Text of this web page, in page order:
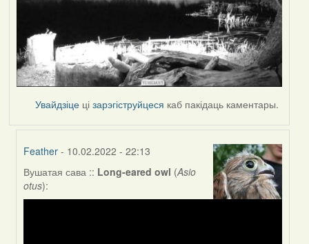
Увайдзіце цізарэгіструйцеся каб пакідаць каментары.
Feather - 10.02.2022 - 22:13
In
reply
Вушатая сава :: Long-eared owl (Asio
otus):